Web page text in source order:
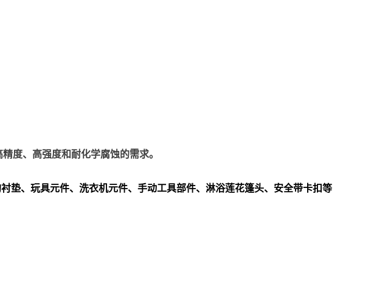
度、高强度和耐化学腐蚀的需求。
垫、玩具元件、洗衣机元件、手动工具部件、淋浴莲花篷头、安全带卡扣等